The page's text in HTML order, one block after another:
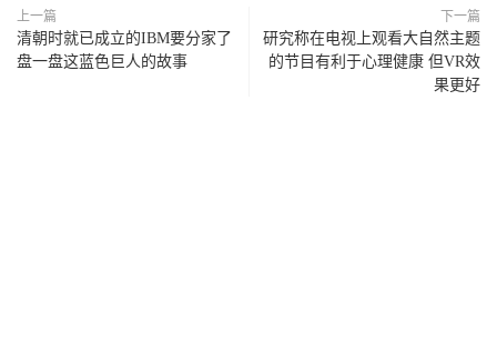
上一篇
清朝时就已成立的IBM要分家了
盘一盘这蓝色巨人的故事
下一篇
研究称在电视上观看大自然主题
的节目有利于心理健康 但VR效
果更好